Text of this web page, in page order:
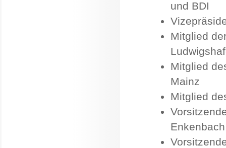
und BDI
Mitglied
Mitglied
Mainz
Mitglied
Enkenbach